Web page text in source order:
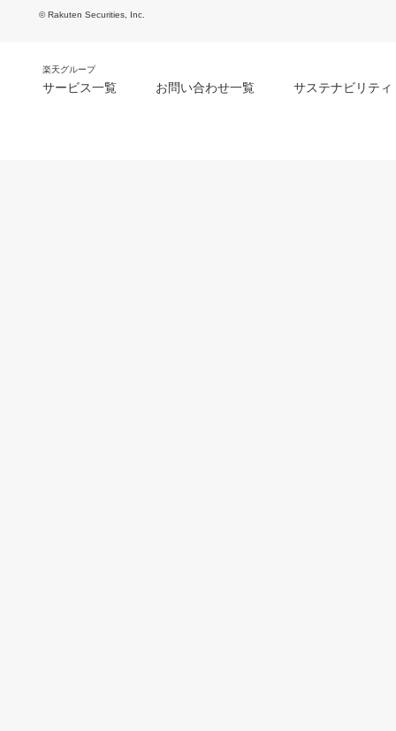
© Rakuten Securities, Inc.
楽天グループ
サービス一覧 お問い合わせ一覧 サステナビリティ